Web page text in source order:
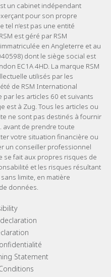
un cabinet indépendant
pour son propre
tel n’est pas une entité
est géré par RSM
en Angleterre et au
dont le siège social est
EC1A 4HD. La marque RSM
utilisés par les
de RSM International
les articles 60 et suivants
est à Zug. Tous les articles ou
ne sont pas destinés à fournir
avant de prendre toute
votre situation financière ou
un conseiller professionnel
se fait aux propres risques de
et les risques résultant
limite, en matière
données.
Statement